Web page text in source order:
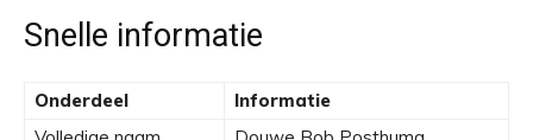
Snelle informatie
Onderdeel
Informatie